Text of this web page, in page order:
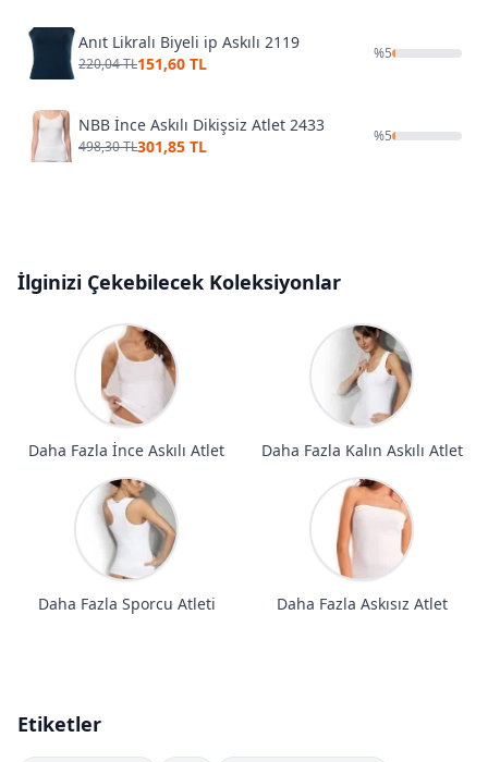
Anıt Likralı Biyeli ip Askılı 2119
220,04 TL151,60 TL
%5
NBB İnce Askılı Dikişsiz Atlet 2433
498,30 TL301,85 TL
%5
İlginizi Çekebilecek Koleksiyonlar
Daha Fazla İnce Askılı Atlet Daha Fazla Kalın Askılı Atlet
Daha Fazla Sporcu Atleti Daha Fazla Askısız Atlet
Etiketler